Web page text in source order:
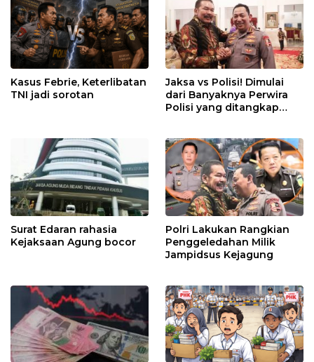
Kasus Febrie, Keterlibatan
TNI jadi sorotan
Jaksa vs Polisi! Dimulai
dari Banyaknya Perwira
Polisi yang ditangkap
Surat Edaran rahasia
Kejaksaan Agung bocor
Polri Lakukan Rangkian
Penggeledahan Milik
Jampidsus Kejagung